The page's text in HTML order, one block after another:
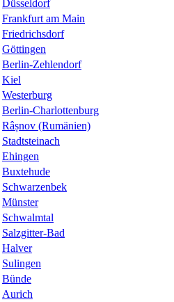
Düsseldorf
Frankfurt am Main
Friedrichsdorf
Göttingen
Berlin-Zehlendorf
Kiel
Westerburg
Berlin-Charlottenburg
Râșnov (Rumänien)
Stadtsteinach
Ehingen
Buxtehude
Schwarzenbek
Münster
Schwalmtal
Salzgitter-Bad
Halver
Sulingen
Bünde
Aurich